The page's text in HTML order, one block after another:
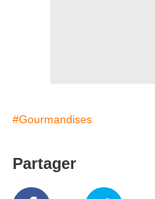
#Gourmandises
Partager